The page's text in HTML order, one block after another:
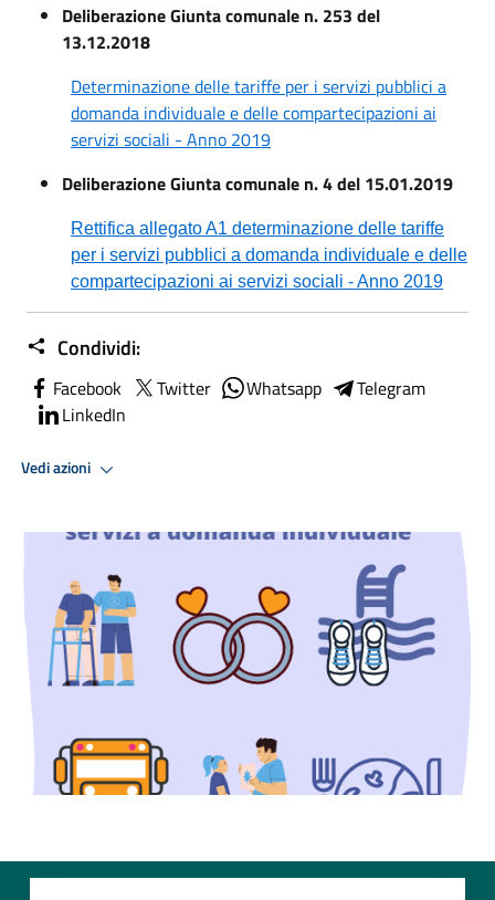
Deliberazione Giunta comunale n. 253 del
13.12.2018
Determinazione delle tariffe per i servizi pubblici a
domanda individuale e delle compartecipazioni ai
servizi sociali - Anno 2019
Deliberazione Giunta comunale n. 4 del 15.01.2019
Rettifica allegato A1 determinazione delle tariffe
per i servizi pubblici a domanda individuale e delle
compartecipazioni ai servizi sociali - Anno 2019
Condividi:
Facebook Twitter Whatsapp
Telegram
LinkedIn
Vedi azioni